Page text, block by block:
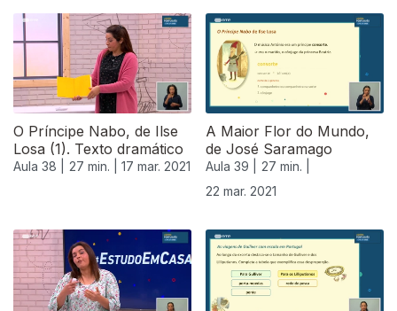
O Príncipe Nabo, de Ilse
Losa (1). Texto dramático
Aula 38 | 27 min. | 17 mar. 2021
A Maior Flor do Mundo,
de José Saramago
Aula 39 |
27 min. |
22 mar. 2021